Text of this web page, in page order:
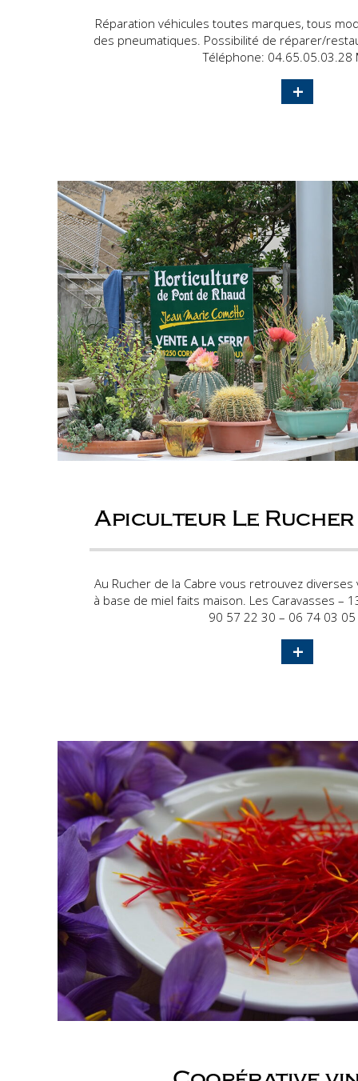
Réparation véhicules toutes marques, tous
des pneumatiques. Possibilité de réparer/
Téléphone: 04.65.05.03.28
+
Apiculteur Le
Au Rucher de la Cabre vous retrouvez
à base de miel faits maison. Les Caravasses –
90 57 22 30 – 06 74 03 05
+